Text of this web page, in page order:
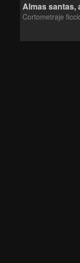
Almas santas,
Cortometraje